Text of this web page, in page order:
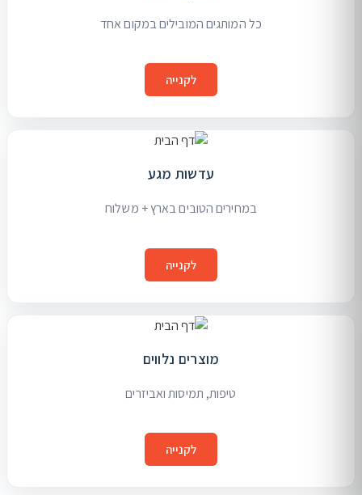
כל המותגים המובילים במקום אחד
לקנייה
עדשות מגע
במחירים הטובים בארץ + משלוח
לקנייה
מוצרים נלווים
טיפות, תמיסות ואביזרים
לקנייה